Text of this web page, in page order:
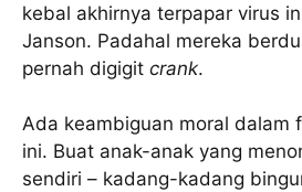
kebal akhirnya terpapar virus
Janson. Padahal mereka
pernah digigit crank.
Ada keambiguan moral dalam
ini. Buat anak-anak yang
sendiri – kadang-kadang